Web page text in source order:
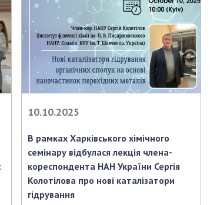
КОМЕНТУЄ
КОНТАКТИ
ПРОФСПІЛКА НАН
УКРАЇНИ
10.10.2025
В рамках Харківського хімічного
семінару відбулася лекція члена-
кореспондента НАН України Сергія
Колотілова про нові каталізатори
гідрування